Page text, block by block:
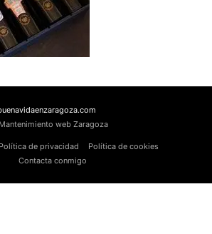
Mantenimiento web Zaragoza
Política de privacidad
Política de cookies
Contacta conmigo